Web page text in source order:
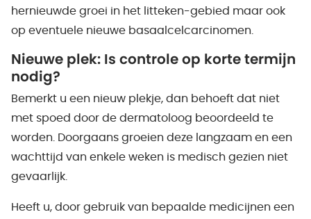
hernieuwde groei in het litteken-gebied maar ook
op eventuele nieuwe basaalcelcarcinomen.
Nieuwe plek: Is controle op korte termijn
nodig?
Bemerkt u een nieuw plekje, dan behoeft dat niet
met spoed door de dermatoloog beoordeeld te
worden. Doorgaans groeien deze langzaam en een
wachttijd van enkele weken is medisch gezien niet
gevaarlijk.
Heeft u, door gebruik van bepaalde medicijnen een